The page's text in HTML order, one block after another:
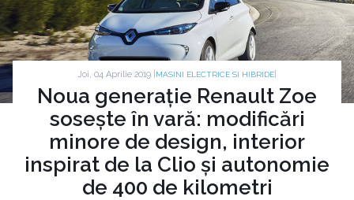
Joi, 04 Aprilie 2019 | MASINI ELECTRICE SI HIBRIDE
Noua generație Renault Zoe
sosește în vară: modificări
minore de design, interior
inspirat de la Clio și autonomie
de 400 de kilometri